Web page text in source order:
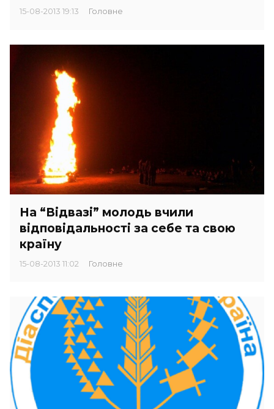
15-08-2013 19:13 Головне
На “Відвазі” молодь вчили
відповідальності за себе та свою
країну
15-08-2013 11:02 Головне